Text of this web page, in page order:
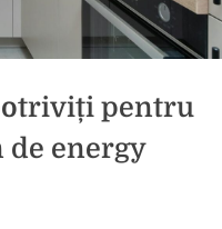
pentru
energy